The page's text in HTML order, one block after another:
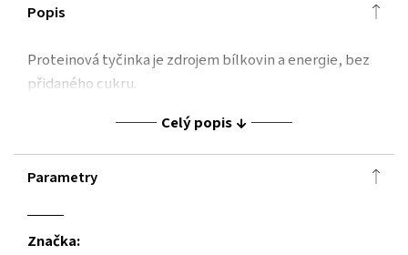
Popis
Proteinová tyčinka je zdrojem bílkovin a energie, bez
přidaného cukru.
Celý popis
Parametry
Značka: